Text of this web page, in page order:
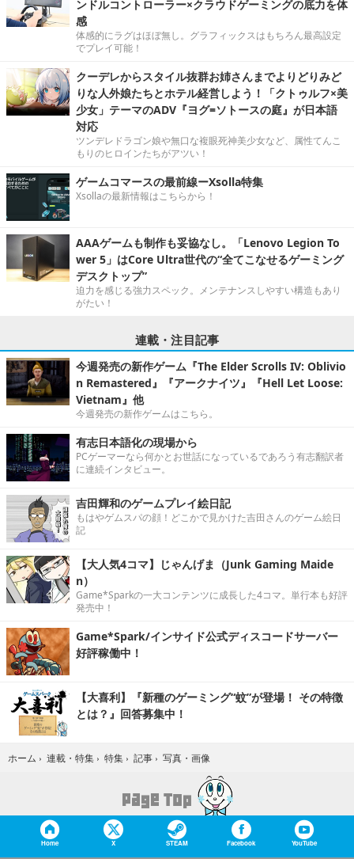
ンドルコントローラー×クラウドゲーミングの底力を体
感
体感的にラグはほぼ無し。グラフィックスはもちろん最高設定
でプレイ可能！
クーデレからスタイル抜群お姉さんまでよりどりみど
りな人外娘たちとホテル経営しよう！「クトゥルフ×美
少女」テーマのADV『ヨグ=ソトースの庭』が日本語
対応
ツンデレドラゴン娘や無口な複眼死神美少女など、属性てんこ
もりのヒロインたちがアツい！
ゲームコマースの最前線ーXsolla特集
Xsollaの最新情報はこちらから！
AAAゲームも制作も妥協なし。「Lenovo Legion To
wer 5」はCore Ultra世代の“全てこなせるゲーミング
デスクトップ”
迫力を感じる強力スペック。メンテナンスしやすい構造もあり
がたい！
連載・注目記事
今週発売の新作ゲーム『The Elder Scrolls IV: Oblivio
n Remastered』『アークナイツ』『Hell Let Loose:
Vietnam』他
今週発売の新作ゲームはこちら。
有志日本語化の現場から
PCゲーマーなら何かとお世話になっているであろう有志翻訳者
に連続インタビュー。
吉田輝和のゲームプレイ絵日記
もはやゲムスパの顔！どこかで見かけた吉田さんのゲーム絵日
記
【大人気4コマ】じゃんげま（Junk Gaming Maide
n）
Game*Sparkの一大コンテンツに成長した4コマ。単行本も好評
発売中！
Game*Spark/インサイド公式ディスコードサーバー
好評稼働中！
【大喜利】『新種のゲーミング“蚊”が登場！ その特徴
とは？』回答募集中！
ホーム › 連載・特集 › 特集 › 記事 › 写真・画像
Home X STEAM Facebook YouTube